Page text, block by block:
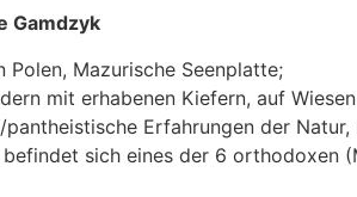
Gamdzyk
Polen, Mazurische Seenplatte;
mit erhabenen Kiefern, auf
pantheistische Erfahrungen der
befindet sich eines der 6 orthodoxen